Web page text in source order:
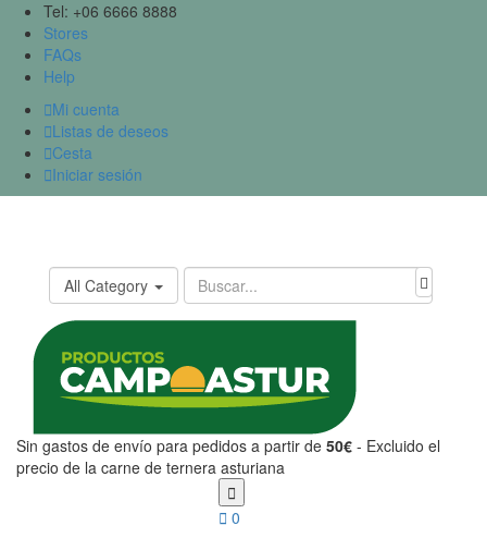
Tel: +06 6666 8888
Stores
FAQs
Help
Mi cuenta
Listas de deseos
Cesta
Iniciar sesión
All Category
Sin gastos de envío para pedidos a partir de 50€ - Excluido el
precio de la carne de ternera asturiana

 0